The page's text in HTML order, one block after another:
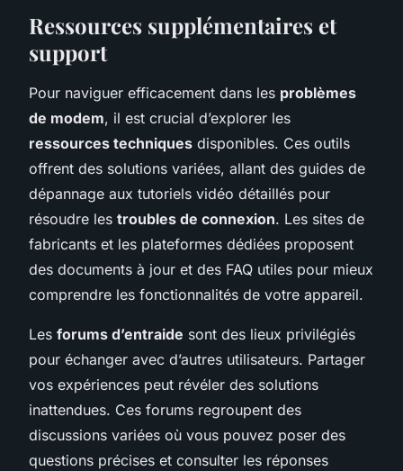
Ressources supplémentaires et
support
Pour naviguer efficacement dans les problèmes
de modem, il est crucial d’explorer les
ressources techniques disponibles. Ces outils
offrent des solutions variées, allant des guides de
dépannage aux tutoriels vidéo détaillés pour
résoudre les troubles de connexion. Les sites de
fabricants et les plateformes dédiées proposent
des documents à jour et des FAQ utiles pour mieux
comprendre les fonctionnalités de votre appareil.
Les forums d’entraide sont des lieux privilégiés
pour échanger avec d’autres utilisateurs. Partager
vos expériences peut révéler des solutions
inattendues. Ces forums regroupent des
discussions variées où vous pouvez poser des
questions précises et consulter les réponses